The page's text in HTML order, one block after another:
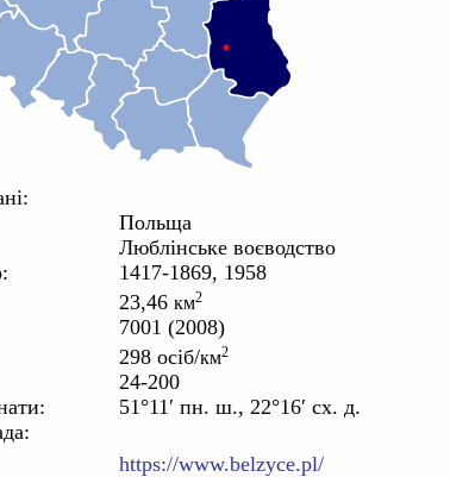
Польща
Люблінське воєводство
1417-1869, 1958
23,46 км2
7001 (2008)
298 осіб/км2
24-200
51°11′ пн. ш., 22°16′ сх. д.
https://www.belzyce.pl/